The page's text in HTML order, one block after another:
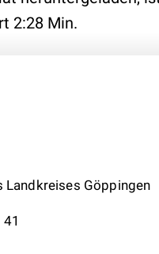
2:28 Min.
Göppingen